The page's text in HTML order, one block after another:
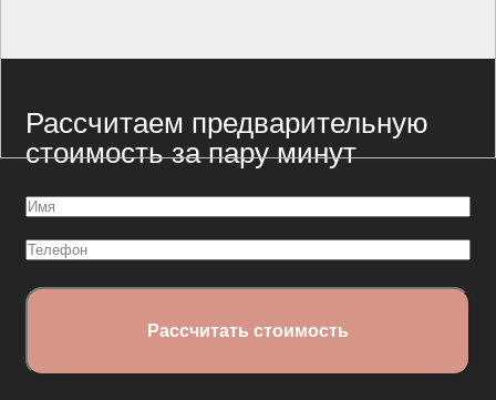
Рассчитаем предварительную
стоимость за пару минут
Имя
Телефон